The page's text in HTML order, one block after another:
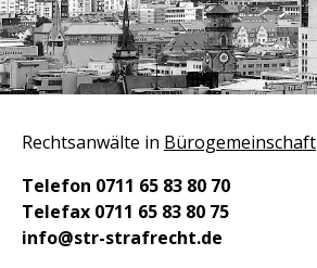
Rechtsanwälte in Bürogemeinschaft
Telefon 0711 65 83 80 70
Telefax 0711 65 83 80 75
info@str-strafrecht.de